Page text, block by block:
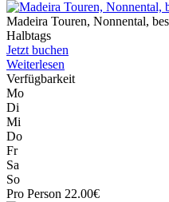
Madeira Touren, Nonnental,
Halbtags
Jetzt buchen
Weiterlesen
Verfügbarkeit
Mo
Di
Mi
Do
Fr
Sa
So
Pro Person 22.00€